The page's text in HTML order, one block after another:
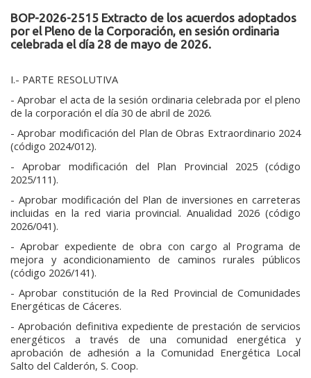
BOP-2026-2515 Extracto de los acuerdos adoptados
por el Pleno de la Corporación, en sesión ordinaria
celebrada el día 28 de mayo de 2026.
I.- PARTE RESOLUTIVA
- Aprobar el acta de la sesión ordinaria celebrada por el pleno
de la corporación el día 30 de abril de 2026.
- Aprobar modificación del Plan de Obras Extraordinario 2024
(código 2024/012).
- Aprobar modificación del Plan Provincial 2025 (código
2025/111).
- Aprobar modificación del Plan de inversiones en carreteras
incluidas en la red viaria provincial. Anualidad 2026 (código
2026/041).
- Aprobar expediente de obra con cargo al Programa de
mejora y acondicionamiento de caminos rurales públicos
(código 2026/141).
- Aprobar constitución de la Red Provincial de Comunidades
Energéticas de Cáceres.
- Aprobación definitiva expediente de prestación de servicios
energéticos a través de una comunidad energética y
aprobación de adhesión a la Comunidad Energética Local
Salto del Calderón, S. Coop.